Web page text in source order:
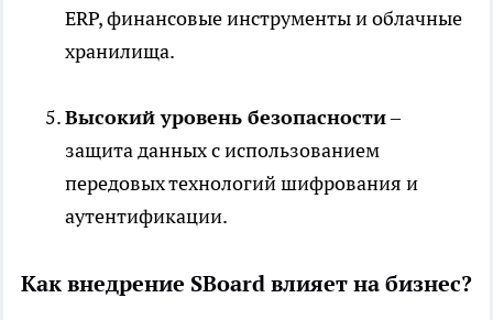
ERP, финансовые инструменты и облачные
хранилища.
Высокий уровень безопасности–
защита данных с использованием
передовых технологий шифрования и
аутентификации.
Как внедрение SBoard влияет на бизнес?